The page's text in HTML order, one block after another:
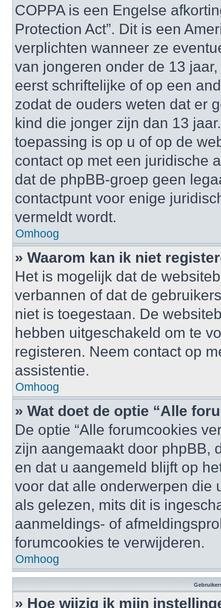
COPPA is een Engelse
Protection Act”. Dit is een
verplichten wanneer ze
van jongeren onder de 13
eerst schriftelijke of op een
zodat de ouders weten dat er
kind die jonger zijn dan 13
toepassing is op u of op de
contact op met een juridische
dat de phpBB-groep geen
contactpunt voor enige
vermeldt wordt.
Omhoog
» Waarom kan ik niet
Het is mogelijk dat de
verbannen of dat de
niet is toegestaan. De
hebben uitgeschakeld om te
registeren. Neem contact op
assistentie.
Omhoog
» Wat doet de optie “Alle
De optie “Alle forumcookies
zijn aangemaakt door phpBB,
en dat u aangemeld blijft op
voor dat alle onderwerpen die
als gelezen, mits dit is
aanmeldings- of
forumcookies te verwijderen.
Omhoog
» Hoe wijzig ik mijn